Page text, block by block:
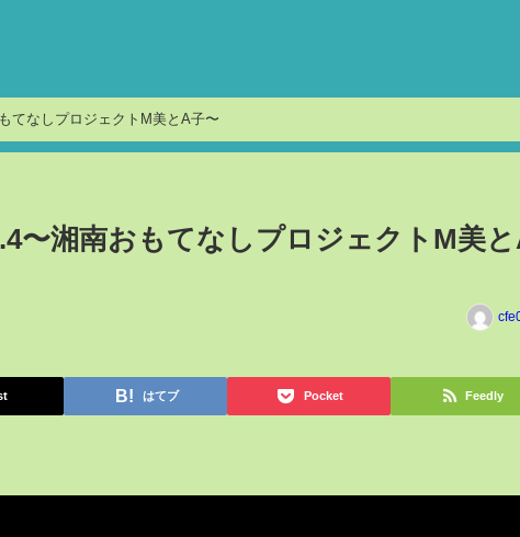
てなしプロジェクトM美とA子〜
〜湘南おもてなしプロジェクトM美
はてブ Pocket Feedly